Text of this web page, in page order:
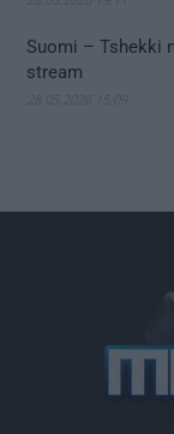
Suomi – Tshekki
stream